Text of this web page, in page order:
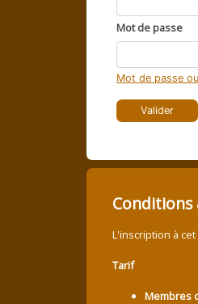
Mot de passe
Mot de passe
Valider
Conditions
L'inscription à
Tarif
Membres